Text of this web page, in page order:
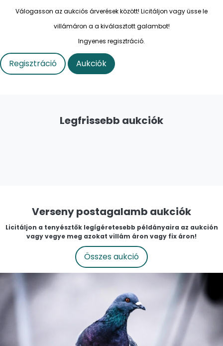
Válogasson az aukciós árverések között! Licitáljon vagy üsse le
villámáron a a kiválasztott galambot!
Ingyenes regisztráció.
Regisztráció Aukciók
Legfrissebb aukciók
Verseny postagalamb aukciók
Licitáljon a tenyésztők legígéretesebb példányaira az aukción
vagy vegye meg azokat villám áron vagy fix áron!
Összes aukció